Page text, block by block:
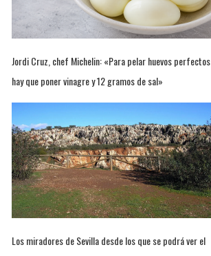
Jordi Cruz, chef Michelin: «Para pelar huevos perfectos
hay que poner vinagre y 12 gramos de sal»
Los miradores de Sevilla desde los que se podrá ver el